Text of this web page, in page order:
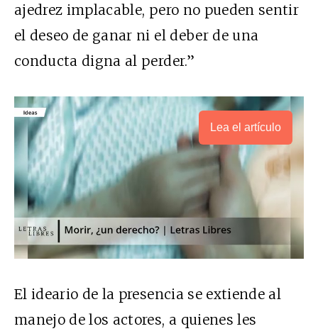
ajedrez implacable, pero no pueden sentir
el deseo de ganar ni el deber de una
conducta digna al perder.”
Lea el artículo
El ideario de la presencia se extiende al
manejo de los actores, a quienes les